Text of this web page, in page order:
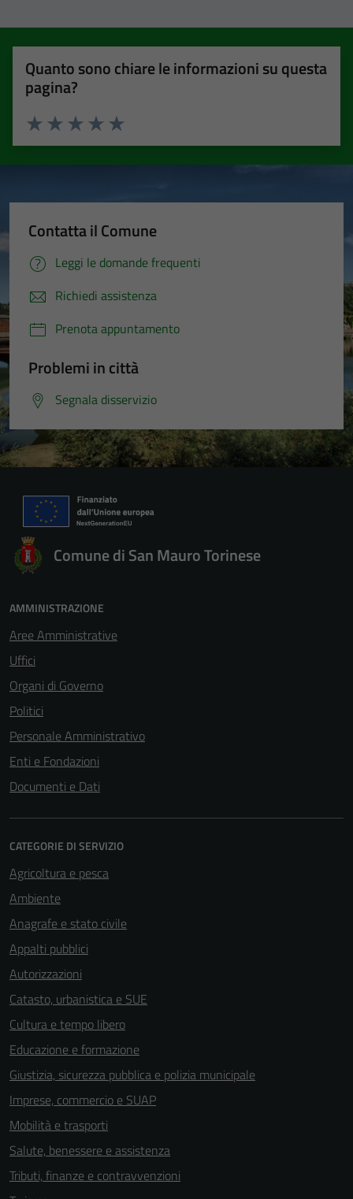
Quanto sono chiare le informazioni su questa
pagina?
Valuta 5 stelle su 5
Valuta 4 stelle su 5
Valuta 3 stelle su 5
Valuta 2 stelle su 5
Valuta 1 stelle su 5
Contatta il Comune
Leggi le domande frequenti
Richiedi assistenza
Prenota appuntamento
Problemi in città
Segnala disservizio
Comune di San Mauro Torinese
AMMINISTRAZIONE
Aree Amministrative
Uffici
Organi di Governo
Politici
Personale Amministrativo
Enti e Fondazioni
Documenti e Dati
CATEGORIE DI SERVIZIO
Agricoltura e pesca
Ambiente
Anagrafe e stato civile
Appalti pubblici
Autorizzazioni
Catasto, urbanistica e SUE
Cultura e tempo libero
Educazione e formazione
Giustizia, sicurezza pubblica e polizia municipale
Imprese, commercio e SUAP
Mobilità e trasporti
Salute, benessere e assistenza
Tributi, finanze e contravvenzioni